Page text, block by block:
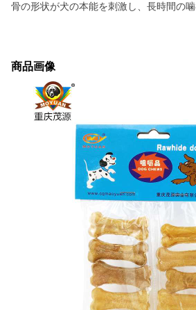
骨の形状が犬の本能を刺激し、長時間の噛
商品画像